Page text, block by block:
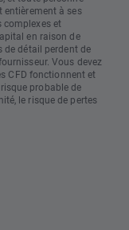
à ses
complexes et
en raison de
de détail perdent de
Vous devez
CFD fonctionnent et
probable de
le risque de pertes